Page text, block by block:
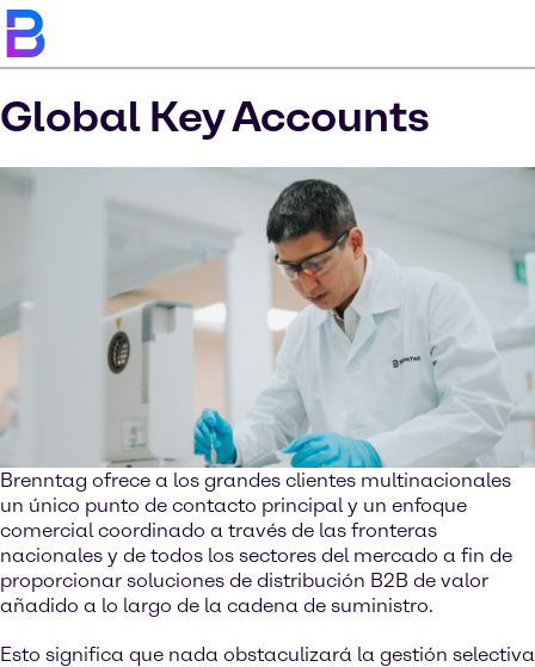
Global Key Accounts
Brenntag ofrece a los grandes clientes multinacionales
un único punto de contacto principal y un enfoque
comercial coordinado a través de las fronteras
nacionales y de todos los sectores del mercado a fin de
proporcionar soluciones de distribución B2B de valor
añadido a lo largo de la cadena de suministro.
Esto significa que nada obstaculizará la gestión selectiva